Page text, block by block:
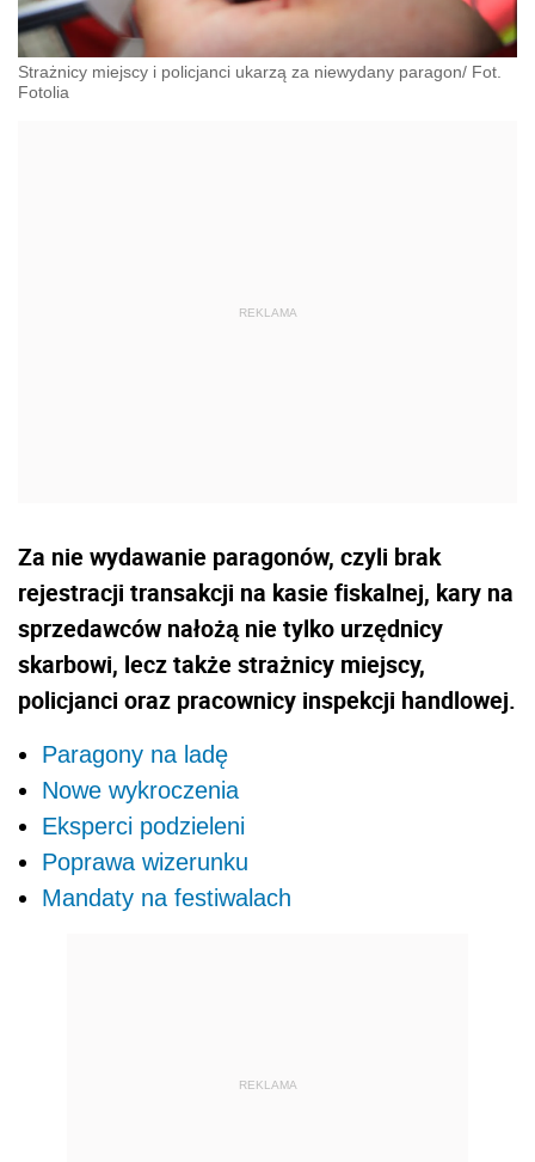
Strażnicy miejscy i policjanci ukarzą za niewydany paragon/ Fot.
Fotolia
Za nie wydawanie paragonów, czyli brak
rejestracji transakcji na kasie fiskalnej, kary na
sprzedawców nałożą nie tylko urzędnicy
skarbowi, lecz także strażnicy miejscy,
policjanci oraz pracownicy inspekcji handlowej.
Paragony na ladę
Nowe wykroczenia
Eksperci podzieleni
Poprawa wizerunku
Mandaty na festiwalach
REKLAMA